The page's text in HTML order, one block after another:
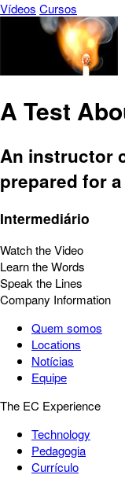
Vídeos Cursos
A Test
An instructor
prepared for
Intermediário
Watch the Video
Learn the Words
Speak the Lines
Company Information
Quem somos
Locations
Notícias
Equipe
The EC Experience
Technology
Pedagogia
Currículo